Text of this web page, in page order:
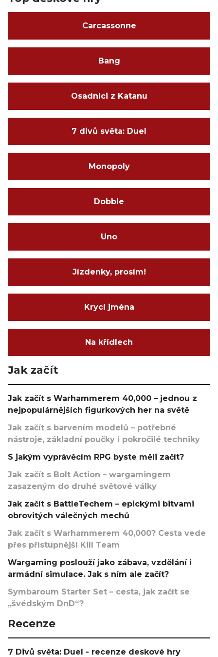
Carcassonne
Bang
Osadníci z Katanu
7 divů světa: Duel
Monopoly
Dobble
Uno
Jízdenky, prosím!
Krycí jména
Na křídlech
Jak začít
Jak začít s Warhammerem 40,000 – jednou z
nejpopulárnějších figurkových her na světě
Jak začít s barvením modelů – potřebné
nástroje, základní poučky i pokročilé techniky
S jakým vyprávěcím RPG byste měli začít?
Jak začít s Bolt Action – wargamingem
zasazeným do druhé světové války
Jak začít s BattleTechem – epickými bitvami
obrovitých válečných mechů
Jak začít s Warhammerem 40,000? Cesta vede
přes přístupnější Kill Team
Wargaming poslouží jako zábava, vzdělání i
armádní simulace. Jak s ním ale začít?
Symbaroum Starter Set – cesta, jak začít se
„švédským DnD“?
Recenze
7 Divů světa: Duel - recenze deskové hry